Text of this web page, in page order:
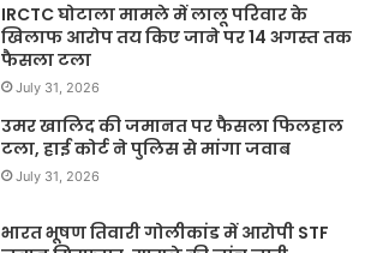
IRCTC घोटाला मामले में लालू परिवार के
खिलाफ आरोप तय किए जाने पर 14 अगस्त तक
फैसला टला
July 31, 2026
उमर खालिद की जमानत पर फैसला फिलहाल
टला, हाई कोर्ट ने पुलिस से मांगा जवाब
July 31, 2026
भारत भूषण तिवारी गोलीकांड में आरोपी STF